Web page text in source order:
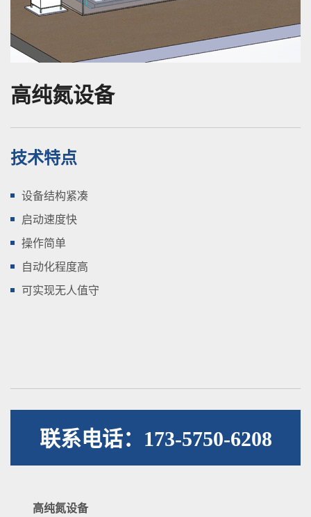
高纯氮设备
技术特点
设备结构紧凑
启动速度快
操作简单
自动化程度高
可实现无人值守
联系电话：173-5750-6208
高纯氮设备